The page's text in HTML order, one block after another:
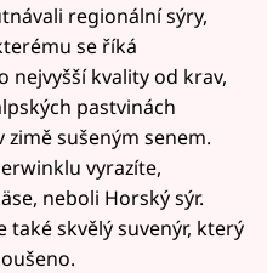
regionální sýry,
se říká
nejvyšší kvality od krav,
pastvinách
sušeným senem.
vyrazíte,
neboli Horský sýr.
také skvělý suvenýr, který